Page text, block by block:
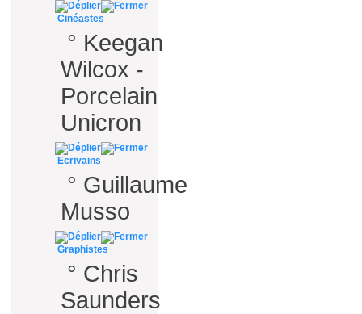
Cinéastes
° Keegan
Wilcox -
Porcelain
Unicron
Ecrivains
° Guillaume
Musso
Graphistes
° Chris
Saunders